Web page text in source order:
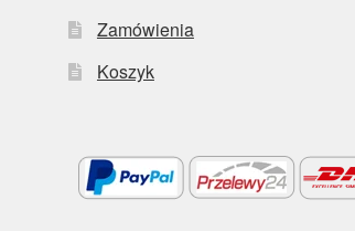
Zamówienia
Koszyk